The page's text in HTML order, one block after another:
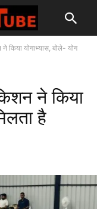
किया योगाभ्यास, बोले- योग
ने किया
है